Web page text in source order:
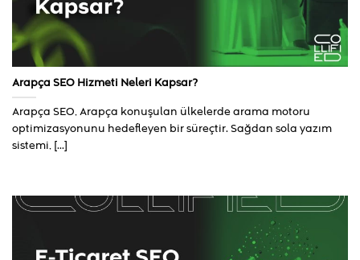
Arapça SEO Hizmeti Neleri Kapsar?
Arapça SEO, Arapça konuşulan ülkelerde arama motoru
optimizasyonunu hedefleyen bir süreçtir. Sağdan sola yazım
sistemi, [...]